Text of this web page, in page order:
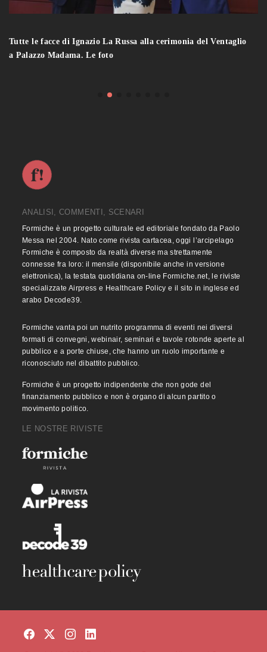
Tutte le facce di Ignazio La Russa alla cerimonia del Ventaglio
a Palazzo Madama. Le foto
ANALISI, COMMENTI, SCENARI
Formiche è un progetto culturale ed editoriale fondato da Paolo
Messa nel 2004. Nato come rivista cartacea, oggi l’arcipelago
Formiche è composto da realtà diverse ma strettamente
connesse fra loro: il mensile (disponibile anche in versione
elettronica), la testata quotidiana on-line Formiche.net, le riviste
specializzate Airpress e Healthcare Policy e il sito in inglese ed
arabo Decode39.
Formiche vanta poi un nutrito programma di eventi nei diversi
formati di convegni, webinair, seminari e tavole rotonde aperte al
pubblico e a porte chiuse, che hanno un ruolo importante e
riconosciuto nel dibattito pubblico.
Formiche è un progetto indipendente che non gode del
finanziamento pubblico e non è organo di alcun partito o
movimento politico.
LE NOSTRE RIVISTE